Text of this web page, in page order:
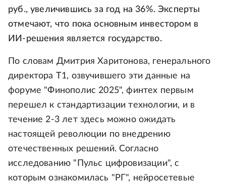
руб., увеличившись за год на 36%. Эксперты
отмечают, что пока основным инвестором в
ИИ-решения является государство.
По словам Дмитрия Харитонова, генерального
директора Т1, озвучившего эти данные на
форуме "Финополис 2025", финтех первым
перешел к стандартизации технологии, и в
течение 2-3 лет здесь можно ожидать
настоящей революции по внедрению
отечественных решений. Согласно
исследованию "Пульс цифровизации", с
которым ознакомилась "РГ", нейросетевые